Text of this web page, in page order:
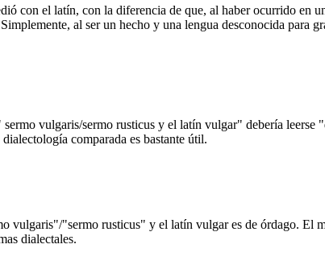
con el latín, con la diferencia de que, al haber ocurrido en
al ser un hecho y una lengua desconocida para
vulgaris/sermo rusticus y el latín vulgar" debería
comparada es bastante útil.
vulgaris"/"sermo rusticus" y el latín vulgar es de órdago. El
dialectales.